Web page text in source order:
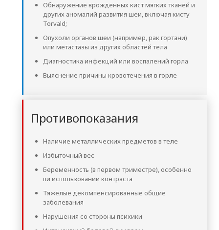
Обнаружение врожденных кист мягких тканей и
других аномалий развития шеи, включая кисту
Torvald;
Опухоли органов шеи (например, рак гортани)
или метастазы из других областей тела
Диагностика инфекций или воспалений горла
Выяснение причины кровотечения в горле
Противопоказания
Наличие металлических предметов в теле
Избыточный вес
Беременность (в первом триместре), особенно
пи использовании контраста
Тяжелые декомпенсированные общие
заболевания
Нарушения со стороны психики